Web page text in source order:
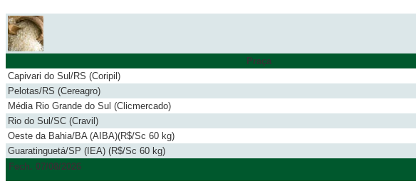
Praça
Capivari do Sul/RS (Coripil)
Pelotas/RS (Cereagro)
Média Rio Grande do Sul (Clicmercado)
Rio do Sul/SC (Cravil)
Oeste da Bahia/BA (AIBA)(R$/Sc 60 kg)
Guaratinguetá/SP (IEA) (R$/Sc 60 kg)
Fech. 07/08/2026